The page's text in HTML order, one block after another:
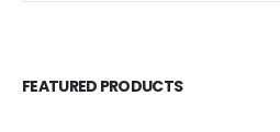
FEATURED PRODUCTS